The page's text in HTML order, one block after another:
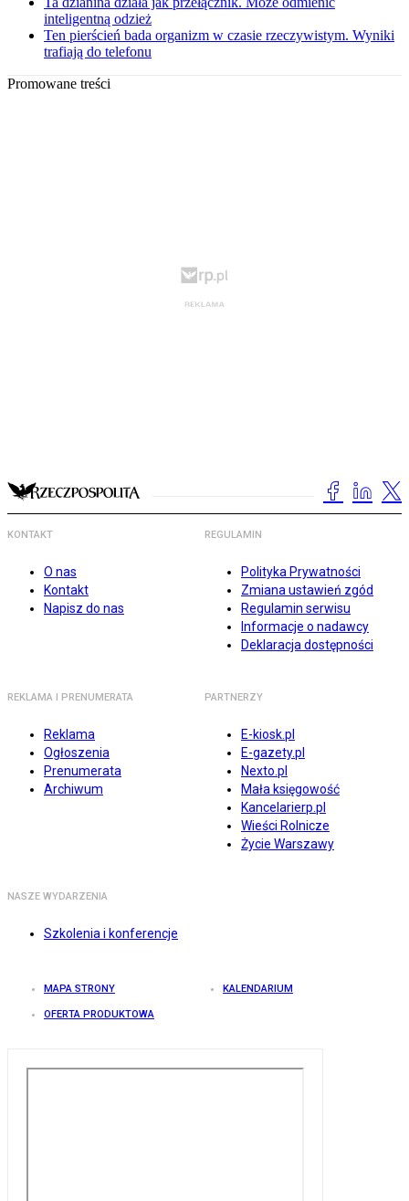
inteligentną odzież
Ten pierścień bada organizm w czasie rzeczywistym. Wyniki
trafiają do telefonu
Promowane treści
KONTAKT
O nas
Kontakt
Napisz do nas
REGULAMIN
Polityka Prywatności
Zmiana ustawień zgód
Regulamin serwisu
Informacje o nadawcy
Deklaracja dostępności
REKLAMA I PRENUMERATA
Reklama
Ogłoszenia
Prenumerata
Archiwum
PARTNERZY
E-kiosk.pl
E-gazety.pl
Nexto.pl
Mała księgowość
Kancelarierp.pl
Wieści Rolnicze
Życie Warszawy
NASZE WYDARZENIA
Szkolenia i konferencje
MAPA STRONY KALENDARIUM
OFERTA PRODUKTOWA